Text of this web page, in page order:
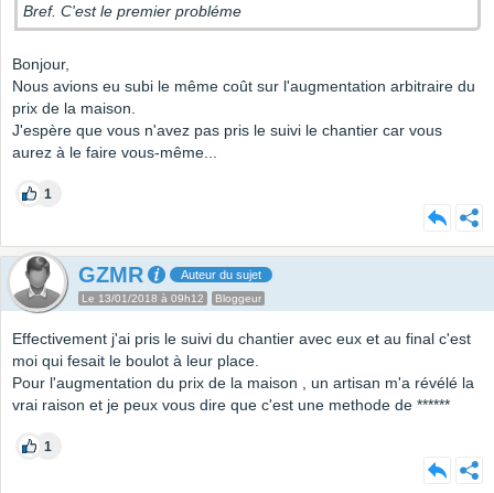
Bref. C'est le premier probléme
Bonjour,
Nous avions eu subi le même coût sur l'augmentation arbitraire du
prix de la maison.
J'espère que vous n'avez pas pris le suivi le chantier car vous
aurez à le faire vous-même...
1
GZMR Auteur du sujet
Le 13/01/2018 à 09h12 Bloggeur
Effectivement j'ai pris le suivi du chantier avec eux et au final c'est
moi qui fesait le boulot à leur place.
Pour l'augmentation du prix de la maison , un artisan m'a révélé la
vrai raison et je peux vous dire que c'est une methode de ******
1